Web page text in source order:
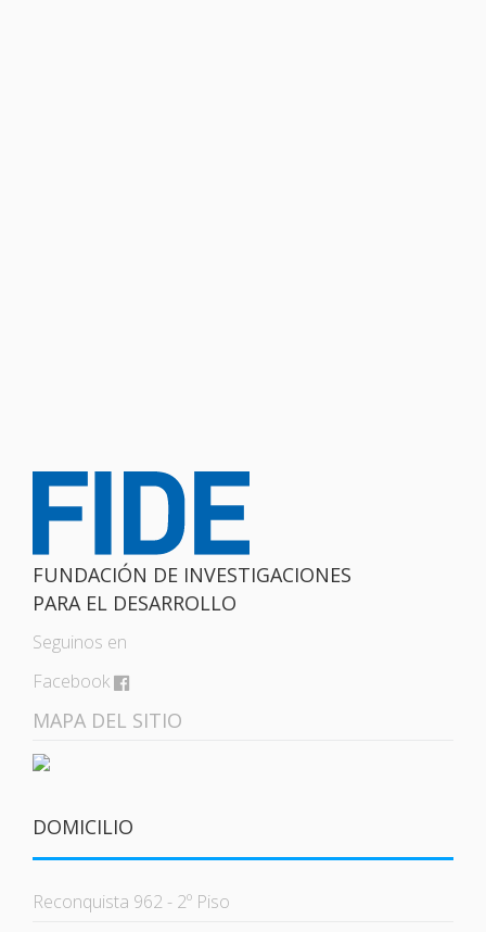
FUNDACIÓN DE INVESTIGACIONES
PARA EL DESARROLLO
Seguinos en
Facebook
MAPA DEL SITIO
DOMICILIO
Reconquista 962 - 2º Piso